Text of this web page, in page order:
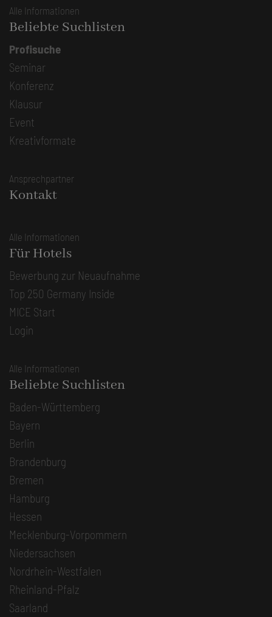
Alle Informationen
Beliebte Suchlisten
Profisuche
Seminar
Konferenz
Klausur
Event
Kreativformate
Ansprechpartner
Kontakt
Alle Informationen
Für Hotels
Bewerbung zur Neuaufnahme
Top 250 Germany Inside
MICE Start
Login
Alle Informationen
Beliebte Suchlisten
Baden-Württemberg
Bayern
Berlin
Brandenburg
Bremen
Hamburg
Hessen
Mecklenburg-Vorpommern
Niedersachsen
Nordrhein-Westfalen
Rheinland-Pfalz
Saarland